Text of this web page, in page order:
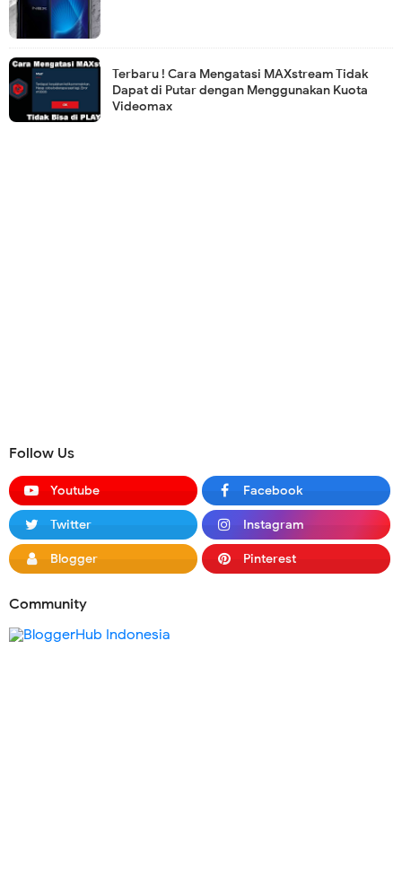
Terbaru ! Cara Mengatasi MAXstream Tidak
Dapat di Putar dengan Menggunakan Kuota
Videomax
Follow Us
Youtube Facebook
Twitter Instagram
Blogger Pinterest
Community